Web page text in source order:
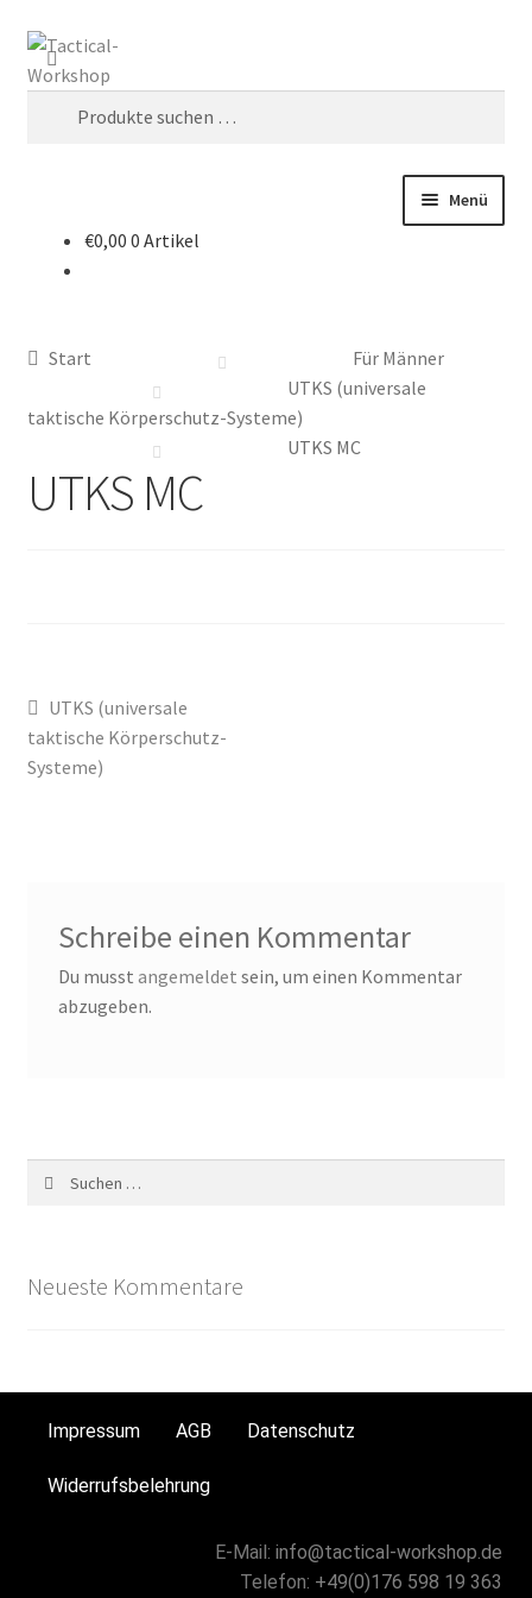
Suchen
Menü
andere Taschen
Datenschutz
Holster
Impressum
Mein Konto
Pistolen Magazintaschen
Über uns
€0,00 0 Artikel
Start
Für Männer
UTKS (universale
taktische Körperschutz-Systeme)
UTKS MC
UTKS MC
UTKS (universale
taktische Körperschutz-
Systeme)
Schreibe einen Kommentar
Du musst angemeldet sein, um einen Kommentar
abzugeben.
Neueste Kommentare
Impressum AGB Datenschutz
Widerrufsbelehrung
E-Mail: info@tactical-workshop.de
Telefon: +49(0)176 598 19 363